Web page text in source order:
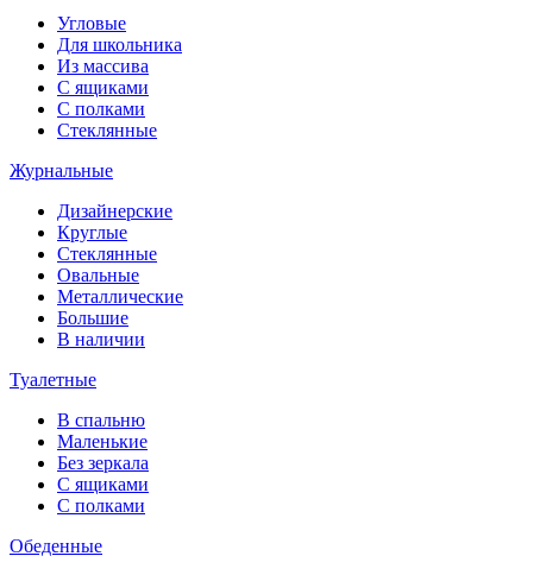
Угловые
Для школьника
Из массива
С ящиками
С полками
Стеклянные
Журнальные
Дизайнерские
Круглые
Стеклянные
Овальные
Металлические
Большие
В наличии
Туалетные
В спальню
Маленькие
Без зеркала
С ящиками
С полками
Обеденные